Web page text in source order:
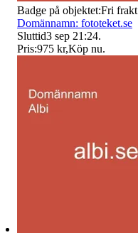
Badge på objektet:Fri frakt
Domännamn: fototeket.se
Sluttid3 sep 21:24.
Pris:975 kr,Köp nu.